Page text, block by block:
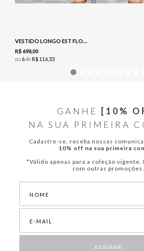
VESTIDO LONGO EST FLORAL - NAVY
R$ 69800
ou 6deR$ 11633
GANHE
[10%
NA SUA PRIMEIRA
Cadastre-se, receba nossas
10% off na sua primeira
*Válido apenas para a coleção vigente.
com outras promoções.
ASSINAR